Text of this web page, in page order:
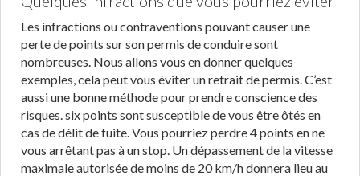
Les infractions ou contraventions pouvant causer une
perte de points sur son permis de conduire sont
nombreuses. Nous allons vous en donner quelques
exemples, cela peut vous éviter un retrait de permis. C’est
aussi une bonne méthode pour prendre conscience des
risques. six points sont susceptible de vous être ôtés en
cas de délit de fuite. Vous pourriez perdre 4 points en ne
vous arrêtant pas à un stop. Un dépassement de la vitesse
maximale autorisée de moins de 20 km/h donnera lieu au